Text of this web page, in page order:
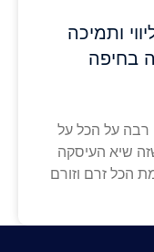
ותמיכה
בחיפה
רבה על הכל על
שזה שיא העיסקה
הכל זרם וזורם